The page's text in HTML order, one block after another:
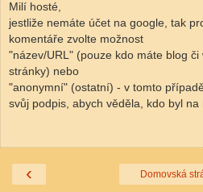
Milí hosté,
jestliže nemáte účet na google, tak
komentáře zvolte možnost
"název/URL" (pouze kdo máte blog či
stránky) nebo
"anonymní" (ostatní) - v tomto
svůj podpis, abych věděla, kdo byl na
‹ Domovská